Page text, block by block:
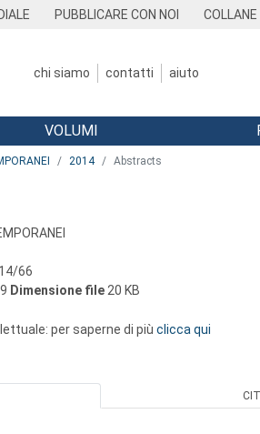
PUBBLICARE CON NOI COLLANE
chi siamo contatti aiuto
VOLUMI
2014 Abstracts
66
Dimensione file 20 KB
per saperne di più clicca qui